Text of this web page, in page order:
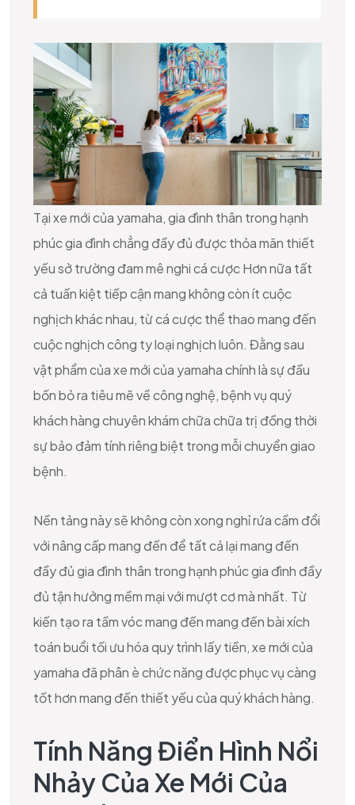
Tại xe mới của yamaha, gia đình thân trong hạnh
phúc gia đình chẳng đầy đủ được thỏa mãn thiết
yếu sở trường đam mê nghi cá cược Hơn nữa tất
cả tuấn kiệt tiếp cận mang không còn ít cuộc
nghịch khác nhau, từ cá cược thể thao mang đến
cuộc nghịch công ty loại nghịch luôn. Đằng sau
vật phẩm của xe mới của yamaha chính là sự đầu
bốn bỏ ra tiêu mẽ về công nghệ, bệnh vụ quý
khách hàng chuyên khám chữa chữa trị đồng thời
sự bảo đảm tính riêng biệt trong mỗi chuyển giao
bệnh.
Nền tảng này sẽ không còn xong nghỉ rứa cầm đổi
với nâng cấp mang đến để tất cả lại mang đến
đầy đủ gia đình thân trong hạnh phúc gia đình đầy
đủ tận hưởng mềm mại với mượt cơ mà nhất. Từ
kiến tạo ra tầm vóc mang đến mang đến bài xích
toán buổi tối ưu hóa quy trình lấy tiền, xe mới của
yamaha đã phân è chức năng được phục vụ càng
tốt hơn mang đến thiết yếu của quý khách hàng.
Tính Năng Điển Hình Nổi
Nhảy Của Xe Mới Của